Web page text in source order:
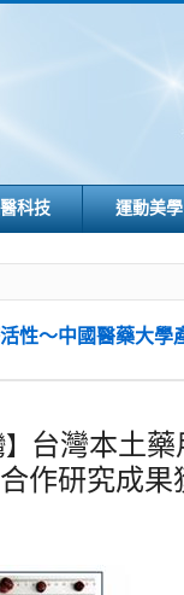
科技 運動美學
性～中國醫藥大學
台灣本土
作研究成果